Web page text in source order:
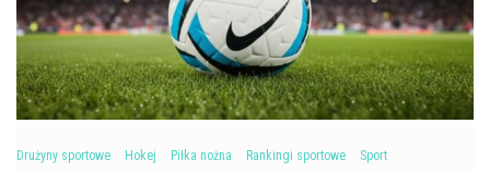
Drużyny sportowe Hokej Piłka nożna Rankingi sportowe Sport